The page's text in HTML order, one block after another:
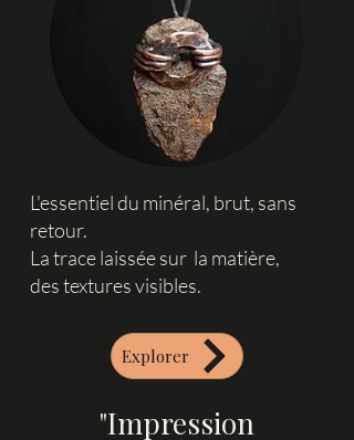
L'essentiel du minéral, brut, sans
retour.
La trace laissée sur la matière,
des textures visibles.
Explorer
"Impression